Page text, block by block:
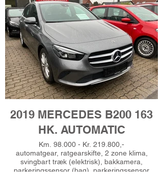
temp. måler, automatisk start/stop, automatisk
lys, isofix, 6 airbags, esp, antispin,
dæktryksmåler, kørecomputer, mørktonede
ruder i bag, armlæn, 1 ejer, servicebog ok,
nysynet og serviceret februar 2026, Ring for
prøvekørsel - tlf 51625485
2019 MERCEDES B200 163
HK. AUTOMATIC
Km. 98.000 - Kr. 219.800,-
automatgear, ratgearskifte, 2 zone klima,
svingbart træk (elektrisk), bakkamera,
parkeringssensor (bag), parkeringssensor